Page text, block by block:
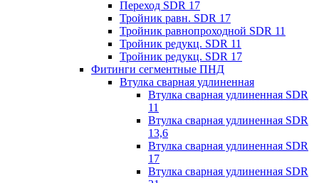
Переход SDR 17
Тройник равн. SDR 17
Тройник равнопроходной SDR 11
Тройник редукц. SDR 11
Тройник редукц. SDR 17
Фитинги сегментные ПНД
Втулка сварная удлиненная
Втулка сварная удлиненная SDR
11
Втулка сварная удлиненная SDR
13,6
Втулка сварная удлиненная SDR
17
Втулка сварная удлиненная SDR